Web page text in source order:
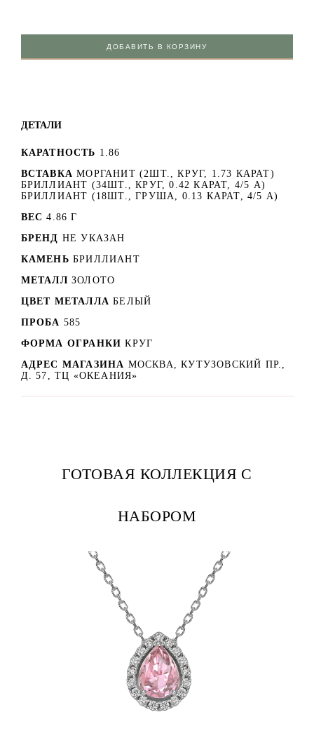
ДОБАВИТЬ В КОРЗИНУ
ДЕТАЛИ
КАРАТНОСТЬ 1.86
ВСТАВКА МОРГАНИТ (2ШТ., КРУГ, 1.73 КАРАТ)
БРИЛЛИАНТ (34ШТ., КРУГ, 0.42 КАРАТ, 4/5 А)
БРИЛЛИАНТ (18ШТ., ГРУША, 0.13 КАРАТ, 4/5 А)
ВЕС 4.86 Г
БРЕНД НЕ УКАЗАН
КАМЕНЬ БРИЛЛИАНТ
МЕТАЛЛ ЗОЛОТО
ЦВЕТ МЕТАЛЛА БЕЛЫЙ
ПРОБА 585
ФОРМА ОГРАНКИ КРУГ
АДРЕС МАГАЗИНА МОСКВА, КУТУЗОВСКИЙ ПР.,
Д. 57, ТЦ «ОКЕАНИЯ»
ГОТОВАЯ КОЛЛЕКЦИЯ С
НАБОРОМ